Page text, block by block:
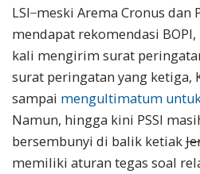
LSI ̶ meski Arema Cronus dan
mendapat rekomendasi
kali mengirim surat
surat peringatan yang ketiga,
sampai mengultimatum
Namun, hingga kini PSSI
bersembunyi di balik ketiak
memiliki aturan tegas soal